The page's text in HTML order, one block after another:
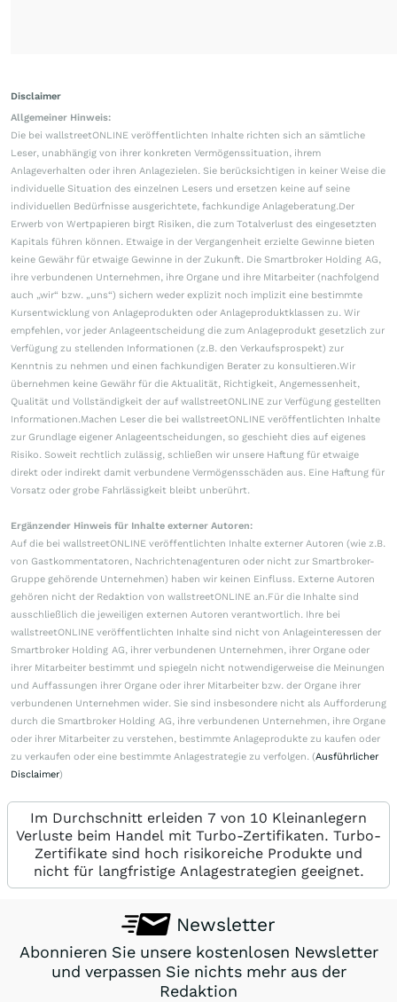
Disclaimer
Allgemeiner Hinweis:
Die bei wallstreetONLINE veröffentlichten Inhalte richten sich an sämtliche
Leser, unabhängig von ihrer konkreten Vermögenssituation, ihrem
Anlageverhalten oder ihren Anlagezielen. Sie berücksichtigen in keiner Weise die
individuelle Situation des einzelnen Lesers und ersetzen keine auf seine
individuellen Bedürfnisse ausgerichtete, fachkundige Anlageberatung.Der
Erwerb von Wertpapieren birgt Risiken, die zum Totalverlust des eingesetzten
Kapitals führen können. Etwaige in der Vergangenheit erzielte Gewinne bieten
keine Gewähr für etwaige Gewinne in der Zukunft. Die Smartbroker Holding AG,
ihre verbundenen Unternehmen, ihre Organe und ihre Mitarbeiter (nachfolgend
auch „wir“ bzw. „uns“) sichern weder explizit noch implizit eine bestimmte
Kursentwicklung von Anlageprodukten oder Anlageproduktklassen zu. Wir
empfehlen, vor jeder Anlageentscheidung die zum Anlageprodukt gesetzlich zur
Verfügung zu stellenden Informationen (z.B. den Verkaufsprospekt) zur
Kenntnis zu nehmen und einen fachkundigen Berater zu konsultieren.Wir
übernehmen keine Gewähr für die Aktualität, Richtigkeit, Angemessenheit,
Qualität und Vollständigkeit der auf wallstreetONLINE zur Verfügung gestellten
Informationen.Machen Leser die bei wallstreetONLINE veröffentlichten Inhalte
zur Grundlage eigener Anlageentscheidungen, so geschieht dies auf eigenes
Risiko. Soweit rechtlich zulässig, schließen wir unsere Haftung für etwaige
direkt oder indirekt damit verbundene Vermögensschäden aus. Eine Haftung für
Vorsatz oder grobe Fahrlässigkeit bleibt unberührt.
Ergänzender Hinweis für Inhalte externer Autoren:
Auf die bei wallstreetONLINE veröffentlichten Inhalte externer Autoren (wie z.B.
von Gastkommentatoren, Nachrichtenagenturen oder nicht zur Smartbroker-
Gruppe gehörende Unternehmen) haben wir keinen Einfluss. Externe Autoren
gehören nicht der Redaktion von wallstreetONLINE an.Für die Inhalte sind
ausschließlich die jeweiligen externen Autoren verantwortlich. Ihre bei
wallstreetONLINE veröffentlichten Inhalte sind nicht von Anlageinteressen der
Smartbroker Holding AG, ihrer verbundenen Unternehmen, ihrer Organe oder
ihrer Mitarbeiter bestimmt und spiegeln nicht notwendigerweise die Meinungen
und Auffassungen ihrer Organe oder ihrer Mitarbeiter bzw. der Organe ihrer
verbundenen Unternehmen wider. Sie sind insbesondere nicht als Aufforderung
durch die Smartbroker Holding AG, ihre verbundenen Unternehmen, ihre Organe
oder ihrer Mitarbeiter zu verstehen, bestimmte Anlageprodukte zu kaufen oder
zu verkaufen oder eine bestimmte Anlagestrategie zu verfolgen. (Ausführlicher
Disclaimer)
Im Durchschnitt erleiden 7 von 10 Kleinanlegern
Verluste beim Handel mit Turbo-Zertifikaten. Turbo-
Zertifikate sind hoch risikoreiche Produkte und
nicht für langfristige Anlagestrategien geeignet.
Newsletter
Abonnieren Sie unsere kostenlosen Newsletter
und verpassen Sie nichts mehr aus der
Redaktion